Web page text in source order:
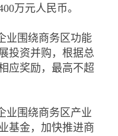
万元人民币。
围绕商务区功能
投资并购，根据总
应奖励，最高不超
围绕商务区产业
基金，加快推进商